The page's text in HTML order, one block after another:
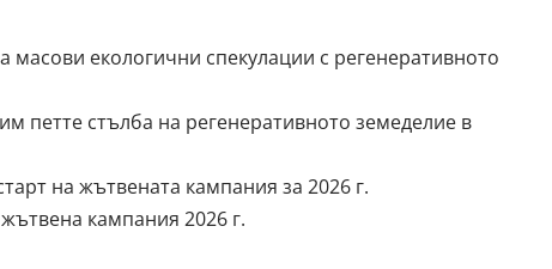
масови екологични спекулации с регенеративното
петте стълба на регенеративното земеделие в
на жътвената кампания за 2026 г.
кампания 2026 г.